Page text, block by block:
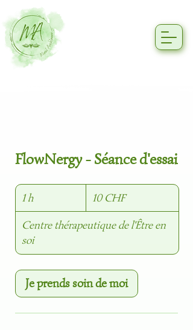
FlowNergy - Séance d'essai
1 h1
francs
suisses
10 CHF
Centre thérapeutique de l'Être en
soi
Je prends soin de moi